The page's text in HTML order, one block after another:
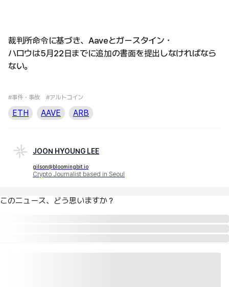
裁判所命令に基づき、Aaveとガースタイン・
ハロウは5月22日までに追加の書面を提出しなければなら
ない。
#事件・事故 #アルトコイン
ETH AAVE ARB
JOON HYOUNG LEE
gilson@bloomingbit.io
Crypto Journalist based in Seoul
このニュース、どう思いますか？